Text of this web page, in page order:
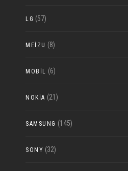
LG (57)
MEIZU (8)
MOBIL (6)
NOKIA (21)
SAMSUNG (145)
SONY (32)